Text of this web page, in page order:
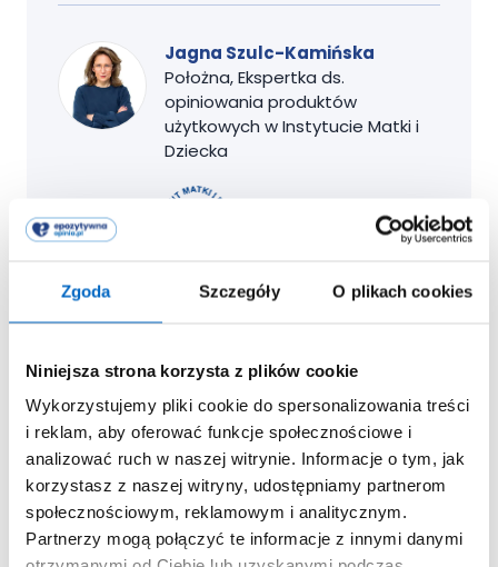
Zgoda Szczegóły O plikach cookies
Niniejsza strona korzysta z plików cookie
Wykorzystujemy pliki cookie do spersonalizowania treści
i reklam, aby oferować funkcje społecznościowe i
analizować ruch w naszej witrynie. Informacje o tym, jak
korzystasz z naszej witryny, udostępniamy partnerom
społecznościowym, reklamowym i analitycznym.
Partnerzy mogą połączyć te informacje z innymi danymi
Jagna Szulc-Kamińska
Położna, Ekspertka ds.
opiniowania produktów
użytkowych w Instytucie Matki i
Dziecka
doprowadzić do przesuszenia skóry, podczas
kąpieli
myj piersi łagodnym żelem lub mydłem.
Osuszaj sutki delikatnie, czystym ręcznikiem
bawełnianym lub papierowym ręcznikiem
jednorazowym;
w higienie poranionych podczas karmienia
sutków kluczowe jest tzw. wietrzenie , czyli